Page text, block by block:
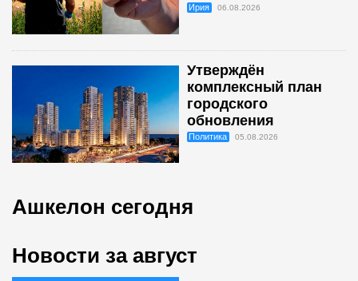
Ирия 06.08.2026
Утверждён
комплексный план
городского
обновления
Политика 05.08.2026
Ашкелон сегодня
Новости за август